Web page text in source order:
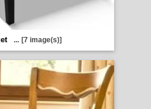
... [7 image(s)]